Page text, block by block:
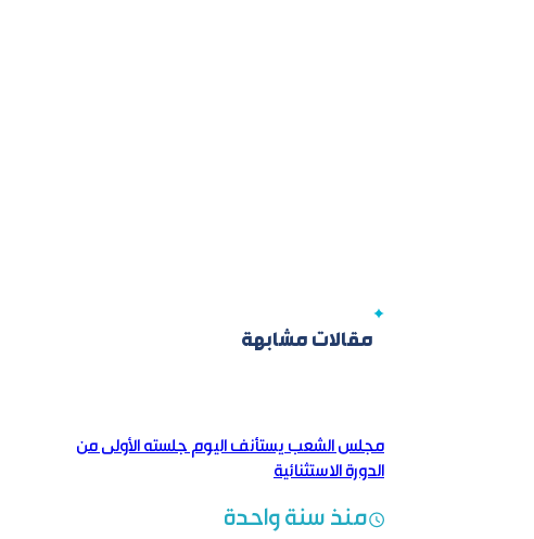
مقالات مشابهة
مجلس الشعب يستأنف اليوم جلسته الأولى من
الدورة الاستثنائية
منذ سنة واحدة